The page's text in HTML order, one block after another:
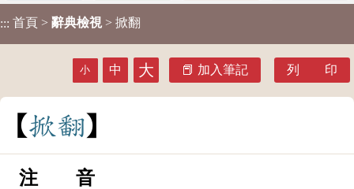
::: 首頁 > 辭典檢視 > 掀翻
小 中 大 加入筆記 列 印
掀翻
注 音